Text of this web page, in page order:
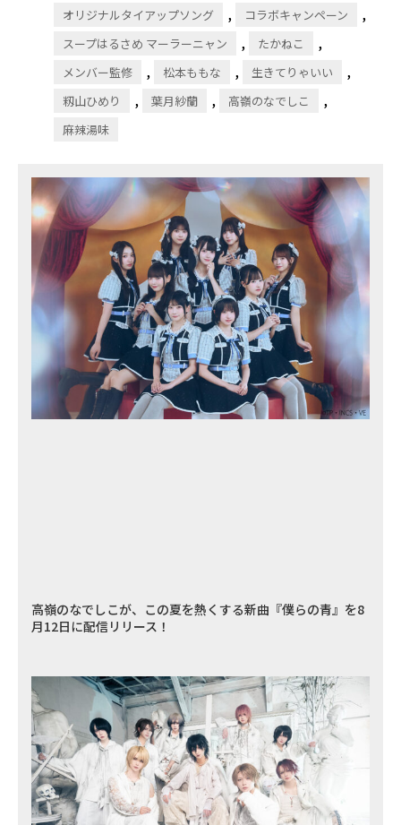
オリジナルタイアップソング , コラボキャンペーン ,
スープはるさめ マーラーニャン , たかねこ ,
メンバー監修 , 松本ももな , 生きてりゃいい ,
籾山ひめり , 葉月紗蘭 , ⾼嶺のなでしこ ,
麻辣湯味
高嶺のなでしこが、この夏を熱くする新曲『僕らの青』を8
月12日に配信リリース！